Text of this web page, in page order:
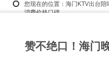
您现在的位置： 海门KTV出台陪
消费价格口碑
赞不绝口！海门